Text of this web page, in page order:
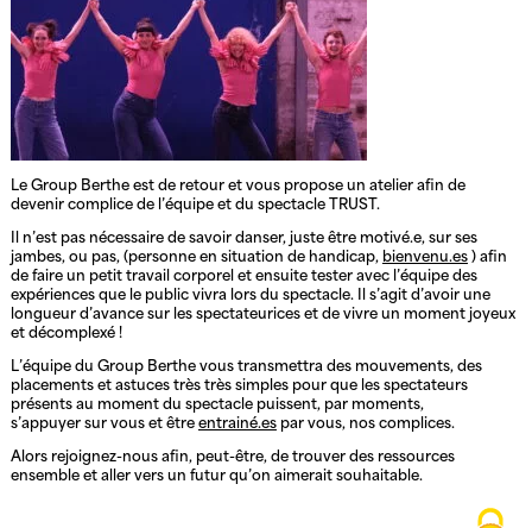
Le Group Berthe est de retour et vous propose un atelier afin de
devenir complice de l’équipe et du spectacle TRUST.
Il n’est pas nécessaire de savoir danser, juste être motivé.e, sur ses
jambes, ou pas, (personne en situation de handicap, bienvenu.es) afin
de faire un petit travail corporel et ensuite tester avec l’équipe des
expériences que le public vivra lors du spectacle. Il s’agit d’avoir une
longueur d’avance sur les spectateurices et de vivre un moment joyeux
et décomplexé !
L’équipe du Group Berthe vous transmettra des mouvements, des
placements et astuces très très simples pour que les spectateurs
présents au moment du spectacle puissent, par moments,
s’appuyer sur vous et être entrainé.espar vous, nos complices.
Alors rejoignez-nous afin, peut-être, de trouver des ressources
ensemble et aller vers un futur qu’on aimerait souhaitable.